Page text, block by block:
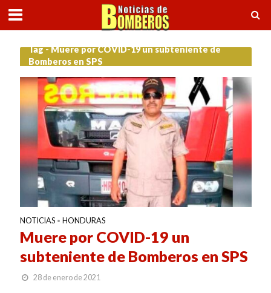
Tag - Muere por COVID-19 un subteniente de
Bomberos en SPS
NOTICIAS • HONDURAS
Muere por COVID-19 un
subteniente de Bomberos en SPS
28 de enero de 2021